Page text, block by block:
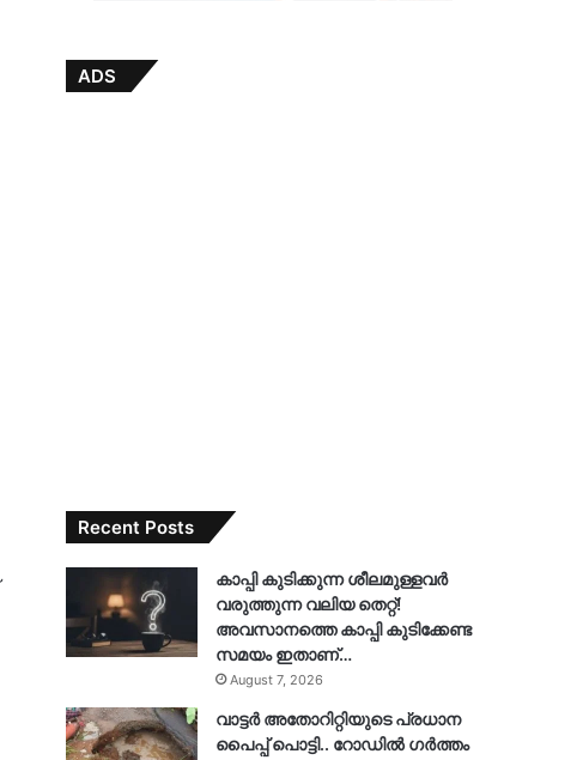
ADS
Recent Posts
കാപ്പി കുടിക്കുന്ന ശീലമുള്ളവർ
വരുത്തുന്ന വലിയ തെറ്റ്!
അവസാനത്തെ കാപ്പി കുടിക്കേണ്ട
സമയം ഇതാണ്…
August 7, 2026
വാട്ടർ അതോറിറ്റിയുടെ പ്രധാന
പൈപ്പ് പൊട്ടി.. റോഡിൽ ഗർത്തം